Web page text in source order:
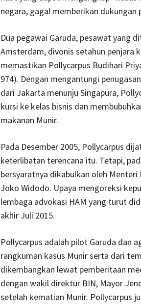
negara, gagal memberikan dukungan
Dua pegawai Garuda, pesawat yang
Amsterdam, divonis setahun penjara
memastikan Pollycarpus Budihari
974). Dengan mengantungi
dari Jakarta menunju Singapura,
kursi ke kelas bisnis dan
makanan Munir.
Pada Desember 2005, Pollycarpus
keterlibatan terencana itu. Tetapi,
bersyaratnya dikabulkan oleh
Joko Widodo. Upaya mengoreksi
lembaga advokasi HAM yang turut
akhir Juli 2015.
Pollycarpus adalah pilot Garuda dan
rangkuman kasus Munir serta dari
dikembangkan lewat pemberitaan
dengan wakil direktur BIN, Mayor
setelah kematian Munir. Pollycarpus